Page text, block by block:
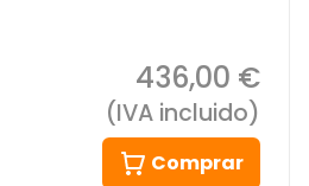
436,00 €
(IVA incluido)
Comprar